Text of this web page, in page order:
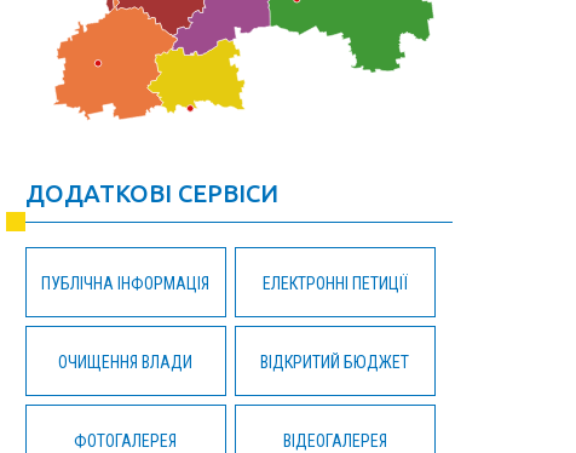
ДОДАТКОВІ СЕРВІСИ
ПУБЛІЧНА ІНФОРМАЦІЯ ЕЛЕКТРОННІ ПЕТИЦІЇ
ОЧИЩЕННЯ ВЛАДИ ВІДКРИТИЙ БЮДЖЕТ
ФОТОГАЛЕРЕЯ ВІДЕОГАЛЕРЕЯ